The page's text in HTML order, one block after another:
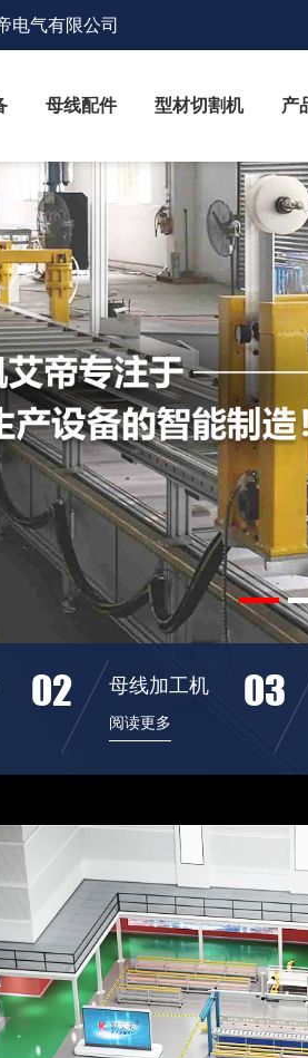
电气有限公司
母线配件 型材切割机 产
02 母线加工机
阅读更多
03